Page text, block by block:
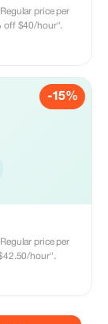
off $40/hour".
-15%
hour".